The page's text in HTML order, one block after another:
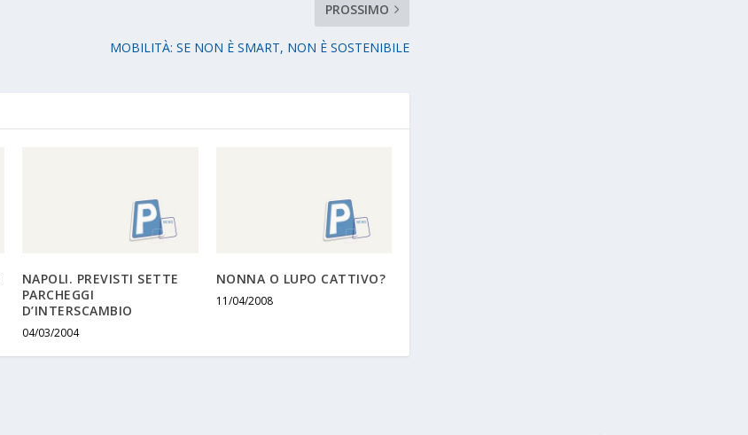
PROSSIMO
MOBILITÀ: SE NON È SMART, NON È SOSTENIBILE
NAPOLI. PREVISTI SETTE
PARCHEGGI
D’INTERSCAMBIO
04/03/2004
NONNA O LUPO CATTIVO?
11/04/2008